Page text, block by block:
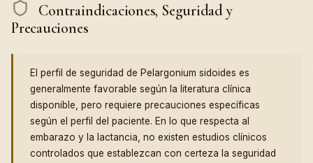
Contraindicaciones, Seguridad y
Precauciones
El perfil de seguridad de Pelargonium sidoides es
generalmente favorable según la literatura clínica
disponible, pero requiere precauciones específicas
según el perfil del paciente. En lo que respecta al
embarazo y la lactancia, no existen estudios clínicos
controlados que establezcan con certeza la seguridad